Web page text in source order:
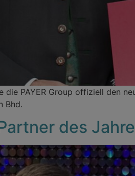
PAYER Group offiziell den
Bhd.
des